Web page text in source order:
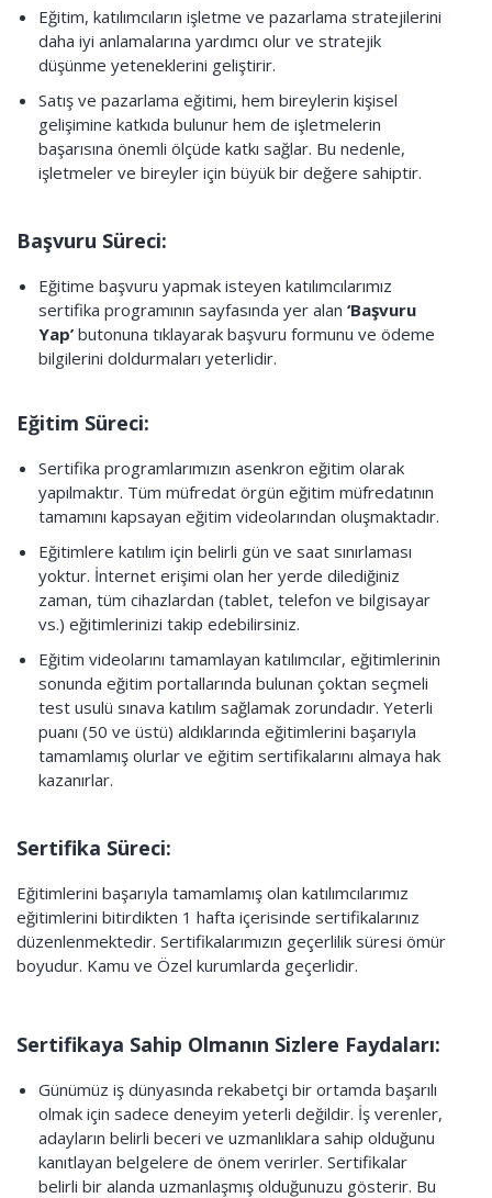
Eğitim, katılımcıların işletme ve pazarlama stratejilerini
daha iyi anlamalarına yardımcı olur ve stratejik
düşünme yeteneklerini geliştirir.
Satış ve pazarlama eğitimi, hem bireylerin kişisel
gelişimine katkıda bulunur hem de işletmelerin
başarısına önemli ölçüde katkı sağlar. Bu nedenle,
işletmeler ve bireyler için büyük bir değere sahiptir.
Başvuru Süreci:
Eğitime başvuru yapmak isteyen katılımcılarımız
sertifika programının sayfasında yer alan ‘Başvuru
Yap’ butonuna tıklayarak başvuru formunu ve ödeme
bilgilerini doldurmaları yeterlidir.
Eğitim Süreci:
Sertifika programlarımızın asenkron eğitim olarak
yapılmaktır. Tüm müfredat örgün eğitim müfredatının
tamamını kapsayan eğitim videolarından oluşmaktadır.
Eğitimlere katılım için belirli gün ve saat sınırlaması
yoktur. İnternet erişimi olan her yerde dilediğiniz
zaman, tüm cihazlardan (tablet, telefon ve bilgisayar
vs.) eğitimlerinizi takip edebilirsiniz.
Eğitim videolarını tamamlayan katılımcılar, eğitimlerinin
sonunda eğitim portallarında bulunan çoktan seçmeli
test usulü sınava katılım sağlamak zorundadır. Yeterli
puanı (50 ve üstü) aldıklarında eğitimlerini başarıyla
tamamlamış olurlar ve eğitim sertifikalarını almaya hak
kazanırlar.
Sertifika Süreci:
Eğitimlerini başarıyla tamamlamış olan katılımcılarımız
eğitimlerini bitirdikten 1 hafta içerisinde sertifikalarınız
düzenlenmektedir. Sertifikalarımızın geçerlilik süresi ömür
boyudur. Kamu ve Özel kurumlarda geçerlidir.
Sertifikaya Sahip Olmanın Sizlere Faydaları:
Günümüz iş dünyasında rekabetçi bir ortamda başarılı
olmak için sadece deneyim yeterli değildir. İş verenler,
adayların belirli beceri ve uzmanlıklara sahip olduğunu
kanıtlayan belgelere de önem verirler. Sertifikalar
belirli bir alanda uzmanlaşmış olduğunuzu gösterir. Bu